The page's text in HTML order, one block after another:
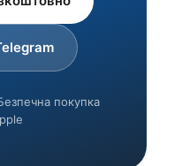
покупка